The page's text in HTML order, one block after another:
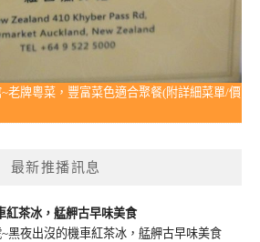
老牌粵菜，豐富菜色適合聚餐(附詳細菜單/價
最新推播訊息
紅茶冰，艋舺古早味美食
黑夜出沒的機車紅茶冰，艋舺古早味美食